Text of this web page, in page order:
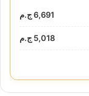
6,691 ج.م
5,018 ج.م